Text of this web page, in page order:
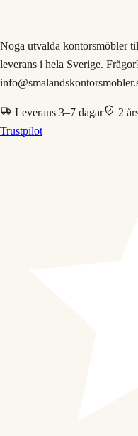
Noga utvalda kontorsmöbler
leverans i hela Sverige.
Leverans 3–7 dagar 2
Trustpilot